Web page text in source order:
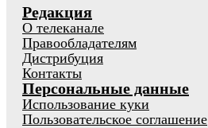
Редакция
О телеканале
Правообладателям
Дистрибуция
Контакты
Персональные данные
Использование куки
Пользовательское соглашение